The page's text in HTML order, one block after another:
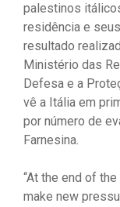
palestinos
residência e
resultado
Ministério das
Defesa e a
vê a Itália em
por número de
Farnesina.
“At the end of
make new